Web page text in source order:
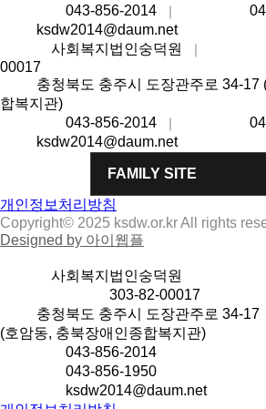
043-856-2014 ｜
ksdw2014@daum.net
사회복지법인숭덕원 ｜
00017
충청북도 충주시 도장관주로 34-17
합복지관)
043-856-2014 ｜
ksdw2014@daum.net
FAMILY SITE
개인정보처리방침
Copyright© 2025 ksdw.or.kr All rights
Designed by 아이웹플
사회복지법인숭덕원
303-82-00017
충청북도 충주시 도장관주로 34-17
(호암동, 충북장애인종합복지관)
043-856-2014
043-856-1950
ksdw2014@daum.net